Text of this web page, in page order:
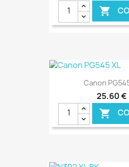

Canon
25,60 €
